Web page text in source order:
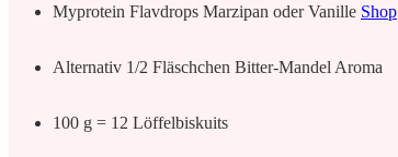
Myprotein Flavdrops Marzipan oder Vanille Shop
Alternativ 1/2 Fläschchen Bitter-Mandel Aroma
100 g = 12 Löffelbiskuits